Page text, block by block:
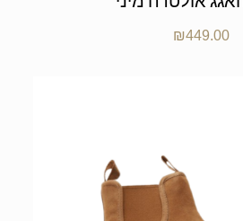
₪449.00